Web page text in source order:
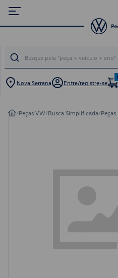
Nova Serrana Entre/registre-se
/Peças VW/Busca Simplificada/